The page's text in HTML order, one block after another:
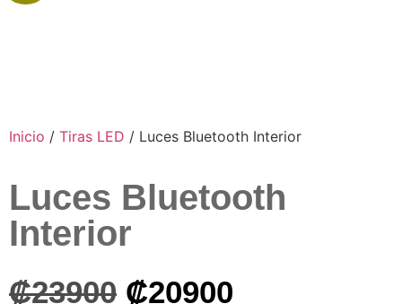
Inicio / Tiras LED / Luces Bluetooth Interior
Luces Bluetooth
Interior
₡23900 ₡20900